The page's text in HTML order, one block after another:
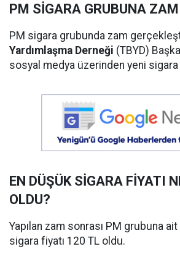
PM SİGARA GRUBUNA ZAM
PM sigara grubunda zam
Yardımlaşma Derneği (TBYD)
sosyal medya üzerinden yeni sigara
EN DÜŞÜK SİGARA FİYATI
OLDU?
Yapılan zam sonrası PM grubuna
sigara fiyatı 120 TL oldu.